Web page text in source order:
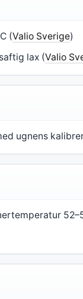
(Valio Sverige)
lax (Valio
ugnens